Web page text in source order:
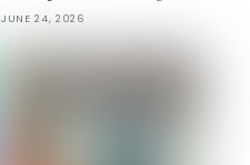
JUNE 24, 2026